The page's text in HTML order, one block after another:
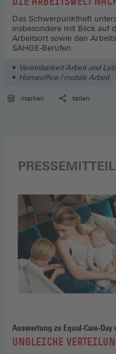
Das Schwerpunktheft
insbesondere mit Blick auf
Arbeitsort sowie den
SAHGE-Berufen.
Vereinbarkeit Arbeit und
Homeoffice / mobile Arbeit
merken teilen
Auswertung zu Equal-Care-Day
:UNGLEICHE